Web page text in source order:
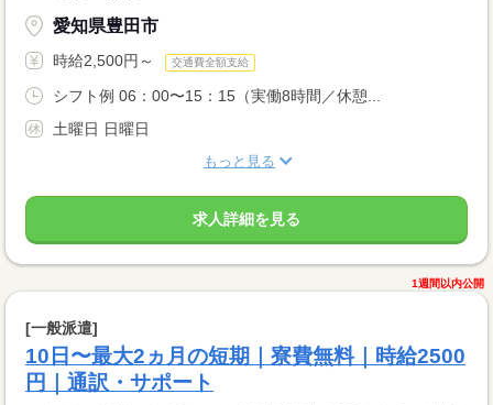
愛知県豊田市
時給2,500円～ 交通費全額支給
シフト例 06：00〜15：15（実働8時間／休憩...
土曜日 日曜日
もっと見る
求人詳細を見る
1週間以内公開
[一般派遣]
10日〜最大2ヵ月の短期｜寮費無料｜時給2500
円｜通訳・サポート